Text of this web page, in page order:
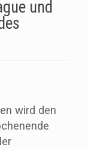
und
wird den